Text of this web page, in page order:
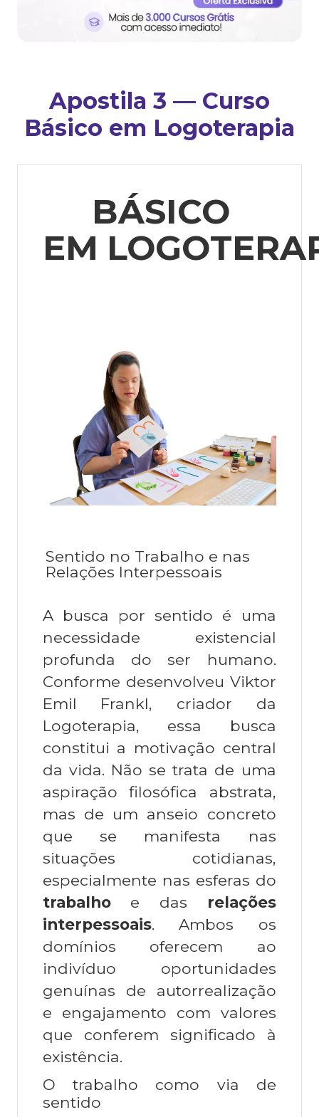
Apostila 3 — Curso
Básico em Logoterapia
BÁSICO
EM
Sentido no Trabalho e nas
Relações Interpessoais
A busca por sentido é uma
necessidade existencial
profunda do ser humano.
Conforme desenvolveu Viktor
Emil Frankl, criador da
Logoterapia, essa busca
constitui a motivação central
da vida. Não se trata de uma
aspiração filosófica abstrata,
mas de um anseio concreto
que se manifesta nas
situações cotidianas,
especialmente nas esferas do
trabalhoe das relações
interpessoais. Ambos os
domínios oferecem ao
indivíduo oportunidades
genuínas de autorrealização
e engajamento com valores
que conferem significado à
existência.
O trabalho como via de
sentido